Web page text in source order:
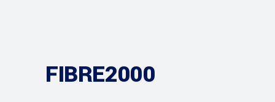
FIBRE2000